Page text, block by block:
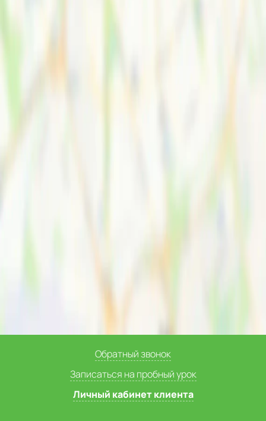
Обратный звонок
Записаться на пробный урок
Личный кабинет клиента